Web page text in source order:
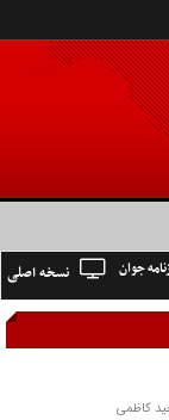
نسخه اصلی جوان
کاظمی